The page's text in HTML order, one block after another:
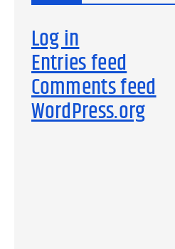
Log in
Entries feed
Comments feed
WordPress.org